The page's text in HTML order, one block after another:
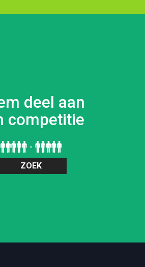
deel aan
competitie
ZOEK